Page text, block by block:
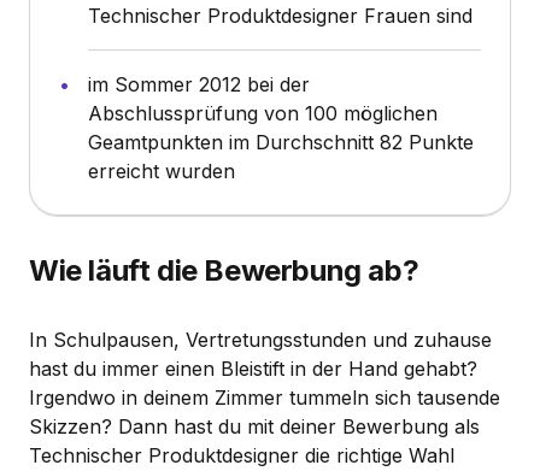
Technischer Produktdesigner Frauen sind
im Sommer 2012 bei der
Abschlussprüfung von 100 möglichen
Geamtpunkten im Durchschnitt 82 Punkte
erreicht wurden
Wie läuft die Bewerbung ab?
In Schulpausen, Vertretungsstunden und zuhause
hast du immer einen Bleistift in der Hand gehabt?
Irgendwo in deinem Zimmer tummeln sich tausende
Skizzen? Dann hast du mit deiner Bewerbung als
Technischer Produktdesigner die richtige Wahl